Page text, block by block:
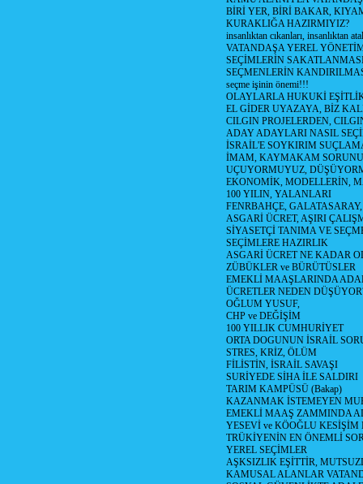
BİRİ YER, BİRİ BAKAR,
KURAKLIĞA HAZIRMIYIZ?
insanlıktan cıkanları, insanlıktan
VATANDAŞA YEREL
SEÇİMLERİN
SEÇMENLERİN
seçme işinin önemi!!!
OLAYLARLA HUKUKİ
EL GİDER UYAZAYA, BİZ
CILGIN PROJELERDEN,
ADAY ADAYLARI NASIL
İSRAİL'E SOYKIRIM
İMAM, KAYMAKAM SORUNU
UÇUYORMUYUZ,
EKONOMİK, MODELLERİN,
100 YILIN, YALANLARI
FENRBAHÇE,
ASGARİ ÜCRET, AŞIRI
SİYASETÇİ TANIMA VE
SEÇİMLERE HAZIRLIK
ASGARİ ÜCRET NE KADAR
ZÜBÜKLER ve BÜRÜTÜSLER
EMEKLİ MAAŞLARINDA
ÜCRETLER NEDEN
OĞLUM YUSUF,
CHP ve DEĞİŞİM
100 YILLIK CUMHURİYET
ORTA DOGUNUN İSRAİL
STRES, KRİZ, ÖLÜM
FİLİSTİN, İSRAİL SAVAŞI
SURİYEDE SİHA İLE SALDIRI
TARIM KAMPÜSÜ (Bakap)
KAZANMAK İSTEMEYEN
EMEKLİ MAAŞ ZAMMINDA
YESEVİ ve KÖOĞLU
TRÜKİYENİN EN ÖNEMLİ
YEREL SEÇİMLER
AŞKSIZLIK EŞİTTİR,
KAMUSAL ALANLAR